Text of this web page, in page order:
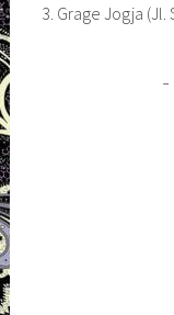
Grage Jogja (Jl.